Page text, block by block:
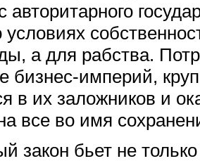
авторитарного
условиях
а для рабства.
бизнес-империй,
в их заложников и
все во имя
закон бьет не